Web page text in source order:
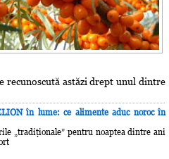
recunoscută astăzi drept unul dintre
în lume: ce alimente aduc noroc în
„tradiţionale” pentru noaptea dintre ani